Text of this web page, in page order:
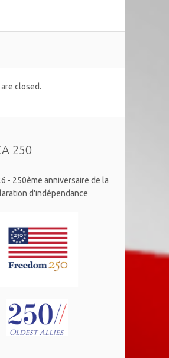
closed.
250
- 250ème anniversaire de la
d'indépendance